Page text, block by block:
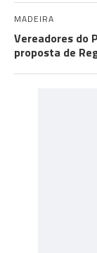
MADEIRA
Vereadores do
proposta de